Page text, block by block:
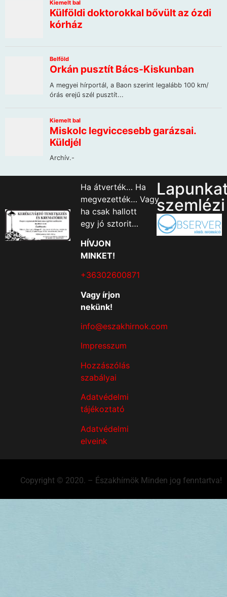
Ha átverték… Ha
megvezették… Vagy
ha csak hallott
egy jó sztorit…
HÍVJON
MINKET!
+36302600871
Vagy írjon
nekünk!
info@eszakhirnok.com
Impresszum
Hozzászólás
szabályai
Adatvédelmi
tájékoztató
Adatvédelmi
elveink
szemlézi
Copyright © 2020. – Északhírnök Minden jog fenntartva!